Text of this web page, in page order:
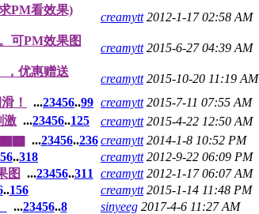
PM看效果)
creamytt 2012-1-17 02:58 AM
可PM效果图
creamytt 2015-6-27 04:39 AM
，优惠赠送
creamytt 2015-10-20 11:19 AM
！ ...23456..99 creamytt 2015-7-11 07:55 AM
激 ...23456..125 creamytt 2015-4-22 12:50 AM
▇▇ ...23456..236 creamytt 2014-1-8 10:52 PM
56..318 creamytt 2012-9-22 06:09 PM
图 ...23456..311 creamytt 2012-1-17 06:07 AM
..156 creamytt 2015-1-14 11:48 PM
...23456..8 sinyeeg 2017-4-6 11:27 AM